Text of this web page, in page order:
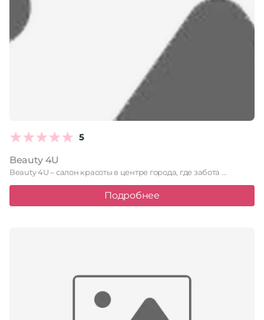
5
Beauty 4U
Beauty 4U – салон красоты в центре города, где забота …
Подробнее